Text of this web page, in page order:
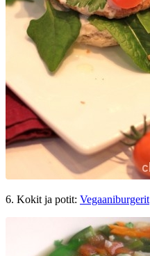
6. Kokit ja potit: Vegaaniburgerit